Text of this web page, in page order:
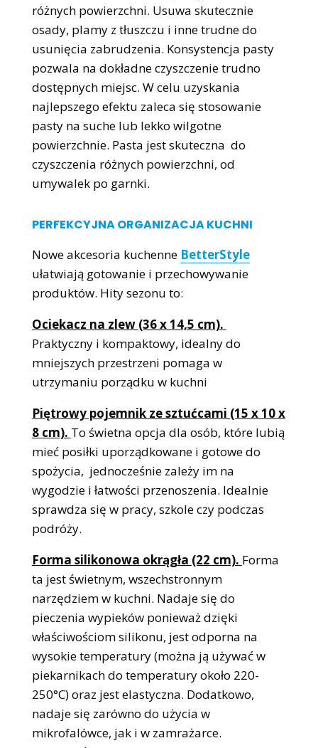
różnych powierzchni. Usuwa skutecznie
osady, plamy z tłuszczu i inne trudne do
usunięcia zabrudzenia. Konsystencja pasty
pozwala na dokładne czyszczenie trudno
dostępnych miejsc. W celu uzyskania
najlepszego efektu zaleca się stosowanie
pasty na suche lub lekko wilgotne
powierzchnie. Pasta jest skuteczna do
czyszczenia różnych powierzchni, od
umywalek po garnki.
PERFEKCYJNA ORGANIZACJA KUCHNI
Nowe akcesoria kuchenne BetterStyle
ułatwiają gotowanie i przechowywanie
produktów. Hity sezonu to:
Ociekacz na zlew (36 x 14,5 cm).
Praktyczny i kompaktowy, idealny do
mniejszych przestrzeni pomaga w
utrzymaniu porządku w kuchni
Piętrowy pojemnik ze sztućcami (15 x 10 x
8 cm). To świetna opcja dla osób, które lubią
mieć posiłki uporządkowane i gotowe do
spożycia, jednocześnie zależy im na
wygodzie i łatwości przenoszenia. Idealnie
sprawdza się w pracy, szkole czy podczas
podróży.
Forma silikonowa okrągła (22 cm). Forma
ta jest świetnym, wszechstronnym
narzędziem w kuchni. Nadaje się do
pieczenia wypieków ponieważ dzięki
właściwościom silikonu, jest odporna na
wysokie temperatury (można ją używać w
piekarnikach do temperatury około 220-
250°C) oraz jest elastyczna. Dodatkowo,
nadaje się zarówno do użycia w
mikrofalówce, jak i w zamrażarce.